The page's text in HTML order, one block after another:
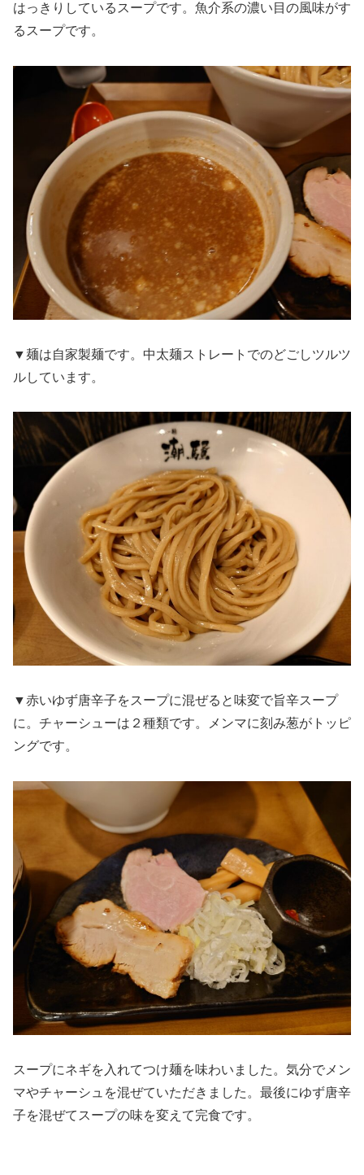
はっきりしているスープです。魚介系の濃い目の風味がす
るスープです。
▼麺は自家製麺です。中太麺ストレートでのどごしツルツ
ルしています。
▼赤いゆず唐辛子をスープに混ぜると味変で旨辛スープ
に。チャーシューは２種類です。メンマに刻み葱がトッピ
ングです。
スープにネギを入れてつけ麺を味わいました。気分でメン
マやチャーシュを混ぜていただきました。最後にゆず唐辛
子を混ぜてスープの味を変えて完食です。